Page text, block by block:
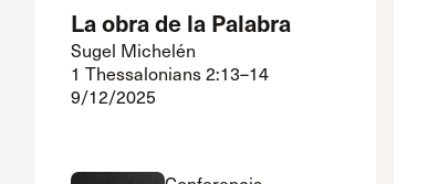
La obra de la Palabra
Sugel Michelén
1 Thessalonians 2:13–14
9/12/2025